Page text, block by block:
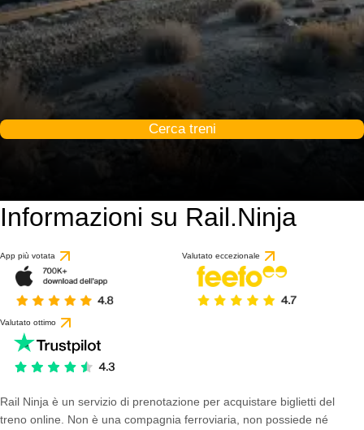
Cerca treni
Informazioni su Rail.Ninja
App più votata Valutato eccezionale
Valutato ottimo
Rail Ninja è un servizio di prenotazione per acquistare biglietti del
treno online. Non è una compagnia ferroviaria, non possiede né